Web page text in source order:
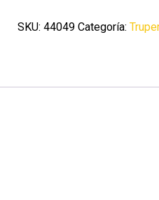
laton
SKU:44049 Categoría: